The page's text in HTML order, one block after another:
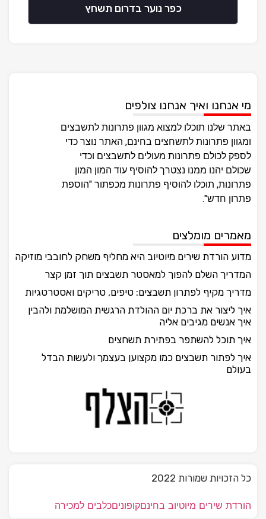
כפר נוער בדרום תשחץ
מי אנחנו ואיך אנחנו צולפים
באתר שלנו תוכלו למצוא מגוון פתרונות לתשבצים
ומגוון פתרונות לתשחצים בחינם, האתר נוצר כדי
לספק לכולם פתרונות מעולים לתשבצים וכדי
שכולם יהנו ממנו נצטרך להוסיף עוד המון המון
פתרונות, תוכלו להוסיף פתרונות מכפתור "הוספת
פתרון חדש".
מאמרים מומלצים
מדוע הורדת שירים מיוטיוב היא מחליף משחק לחובבי מוזיקה
המדריך השלם להפוך למאסטר תשבצים תוך זמן קצר
מדריך מקיף לפתרון תשבצים: טיפים, טריקים ואסטרטגיות
איך ליצור את ברכת יום ההולדת הרגשית המושלמת ולהבין
איך אנשים מגיבים אליה
איך תוכל להשתפר בפתירת תשחצים
איך לפתור תשבצים כמו מקצוען בעצמך ולעשות הבדל
בעולם
כל הזכויות שמורות 2022
הורדת שירים מיוטיוב בחינםקופוניםכלבים למכירה